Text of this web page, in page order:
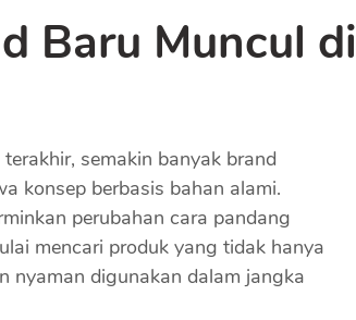
Baru Muncul di
semakin banyak brand
konsep berbasis bahan alami.
perubahan cara pandang
mencari produk yang tidak hanya
nyaman digunakan dalam jangka